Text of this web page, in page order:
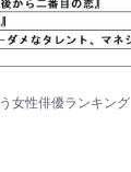
女性俳優ランキング